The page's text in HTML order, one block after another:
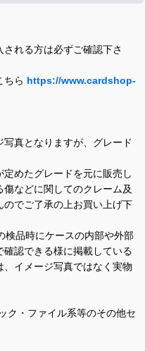
れる方は必ずご確認下さ
ちら https://www.cardshop-
真となりますが、グレード
めたグレードを元に販売し
などに関してのクレーム及
でご了承の上お買い上げ下
検品時にケースの内部や外部
認できる様に掲載している
イメージ写真ではなく実物
ク・ファイル系等のその他セ